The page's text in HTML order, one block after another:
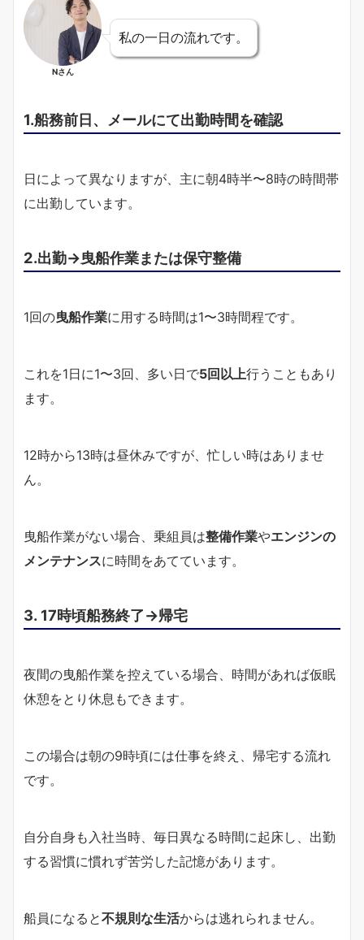
Nさん
私の一日の流れです。
1.船務前日、メールにて出勤時間を確認
日によって異なりますが、主に朝4時半〜8時の時間帯
に出勤しています。
2.出勤→曳船作業または保守整備
1回の曳船作業に用する時間は1〜3時間程です。
これを1日に1〜3回、多い日で5回以上行うこともあり
ます。
12時から13時は昼休みですが、忙しい時はありませ
ん。
曳船作業がない場合、乗組員は整備作業やエンジンの
メンテナンスに時間をあてています。
3. 17時頃船務終了→帰宅
夜間の曳船作業を控えている場合、時間があれば仮眠
休憩をとり休息もできます。
この場合は朝の9時頃には仕事を終え、帰宅する流れ
です。
自分自身も入社当時、毎日異なる時間に起床し、出勤
する習慣に慣れず苦労した記憶があります。
船員になると不規則な生活からは逃れられません。